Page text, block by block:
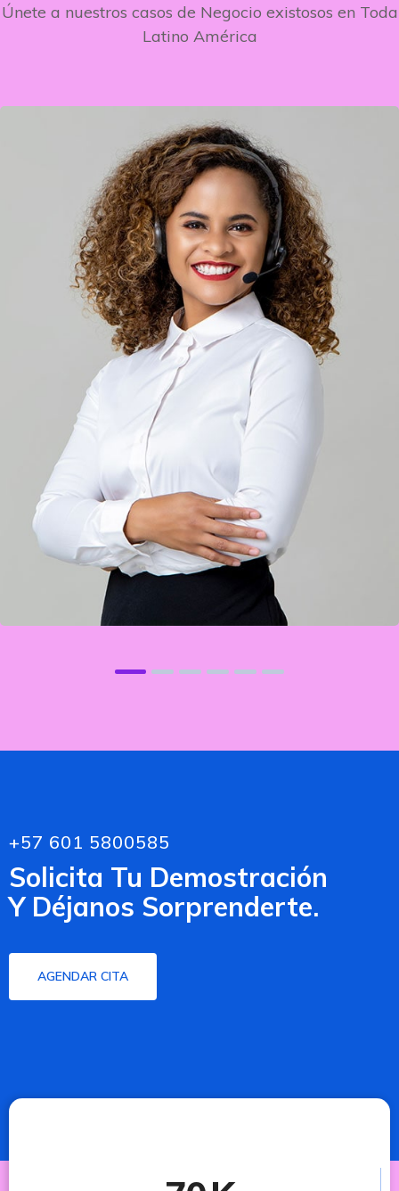
Únete a nuestros casos de Negocio existosos en Toda
Latino América
Philip Morris
+57 601 5800585
Solicita Tu Demostración
Y Déjanos Sorprenderte.
AGENDAR CITA